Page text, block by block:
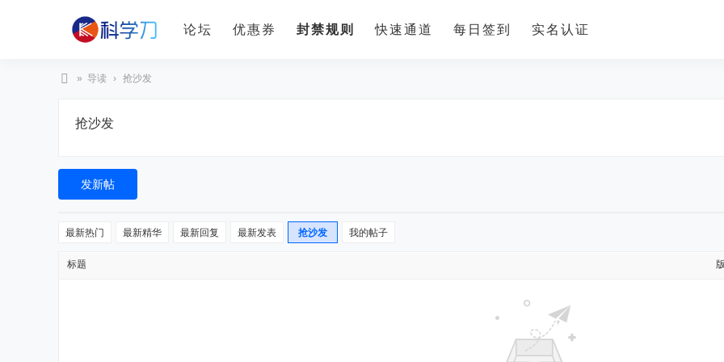
论坛 优惠券 封禁规则 快速通道 每日签到 实名认证
» 导读 › 抢沙发
抢沙发
发新帖
最新热门 最新精华 最新回复 最新发表 抢沙发 我的帖子
标题